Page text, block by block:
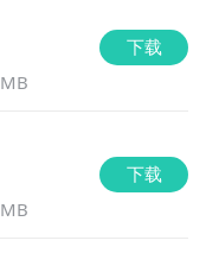
下载
下载